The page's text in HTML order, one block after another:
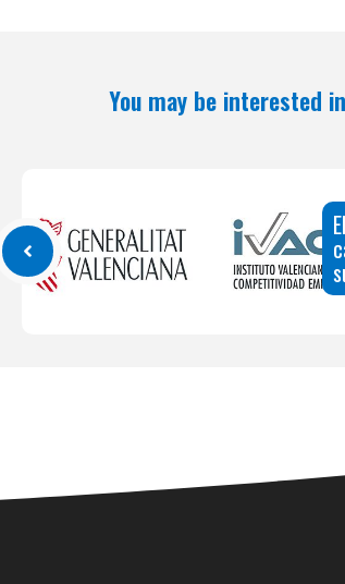
You may be interested